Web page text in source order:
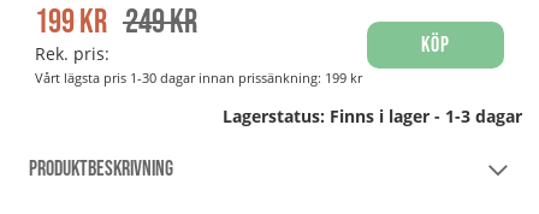
249kr
199kr
Rek. pris:
Vårt lägsta pris 1-30 dagar innan prissänkning: 199 kr
Köp
Lagerstatus: Finns i lager - 1-3 dagar
PRODUKTBESKRIVNING